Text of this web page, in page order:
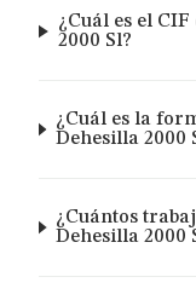
¿Cuál es el
2000 Sl?
¿Cuál es la
Dehesilla 2000
¿Cuántos
Dehesilla 2000